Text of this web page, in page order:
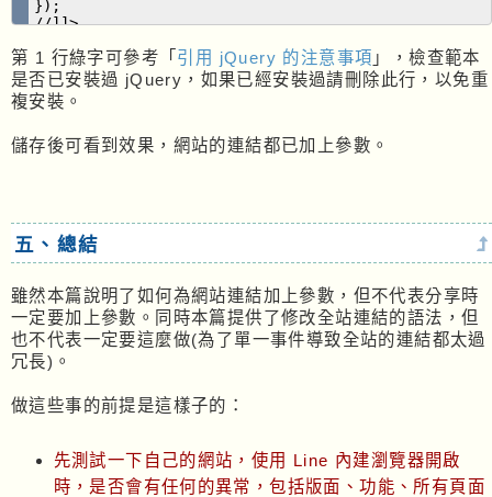
});
//]]>
第 1 行綠字可參考「 引用 jQuery 的注意事項 」，檢查範本
是否已安裝過 jQuery，如果已經安裝過請刪除此行，以免重
複安裝。
儲存後可看到效果，網站的連結都已加上參數。
五、總結
雖然本篇說明了如何為網站連結加上參數，但不代表分享時
一定要加上參數。同時本篇提供了修改全站連結的語法，但
也不代表一定要這麼做(為了單一事件導致全站的連結都太過
冗長)。
做這些事的前提是這樣子的：
先測試一下自己的網站，使用 Line 內建瀏覽器開啟
時，是否會有任何的異常，包括版面、功能、所有頁面